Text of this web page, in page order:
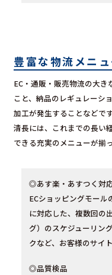
豊富な物流メニュ
EC・通販・販売物流の大
こと、納品のレギュレーシ
加工が発生することなどです
清長には、これまでの長い
できる充実のメニューが揃っ
◎あす楽・あすつく対
ECショッピングモー
に対応した、複数回の
グ）のスケジューリン
クなど、お客様のサイ
◎品質検品